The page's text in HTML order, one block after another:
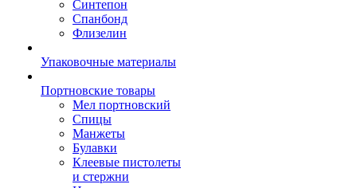
Синтепон
Спанбонд
Флизелин
Упаковочные материалы
Портновские товары
Мел портновский
Спицы
Манжеты
Булавки
Клеевые пистолеты
и стержни